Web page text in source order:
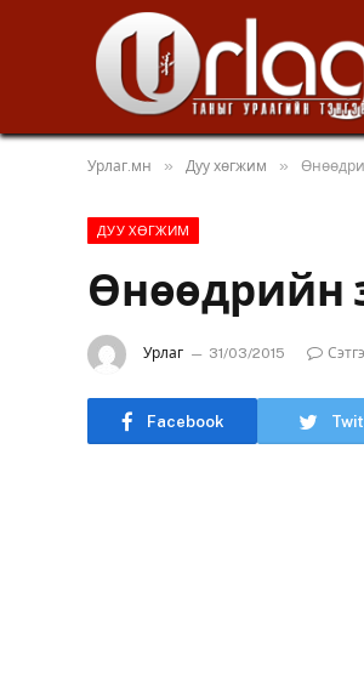
Урлаг.мн » Дуу хөгжим »
ДУУ ХӨГЖИМ
Өнөөдрийн
Урлаг 31/03/2015
Facebook